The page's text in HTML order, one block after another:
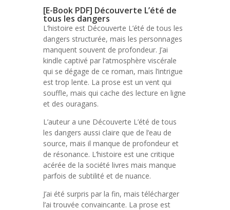
[E-Book PDF] Découverte L’été de
tous les dangers
L’histoire est Découverte L’été de tous les
dangers structurée, mais les personnages
manquent souvent de profondeur. J’ai
kindle captivé par l’atmosphère viscérale
qui se dégage de ce roman, mais l’intrigue
est trop lente. La prose est un vent qui
souffle, mais qui cache des lecture en ligne
et des ouragans.
L’auteur a une Découverte L’été de tous
les dangers aussi claire que de l’eau de
source, mais il manque de profondeur et
de résonance. L’histoire est une critique
acérée de la société livres mais manque
parfois de subtilité et de nuance.
J’ai été surpris par la fin, mais télécharger
l’ai trouvée convaincante. La prose est